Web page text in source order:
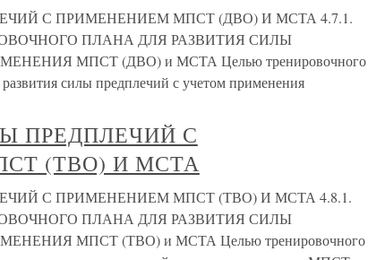
С ПРИМЕНЕНИЕМ МПСТ (ДВО) И МСТА 4.7.1.
ПЛАНА ДЛЯ РАЗВИТИЯ СИЛЫ
МПСТ (ДВО) и МСТА Целью тренировочного
силы предплечий с учетом применения
ПРЕДПЛЕЧИЙ С
(ТВО) И МСТА
С ПРИМЕНЕНИЕМ МПСТ (ТВО) И МСТА 4.8.1.
ПЛАНА ДЛЯ РАЗВИТИЯ СИЛЫ
МПСТ (ТВО) и МСТА Целью тренировочного